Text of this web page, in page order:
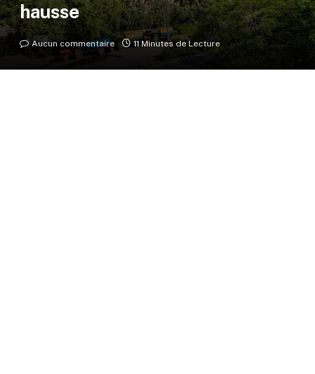
hausse
Aucun commentaire 11 Minutes de Lecture